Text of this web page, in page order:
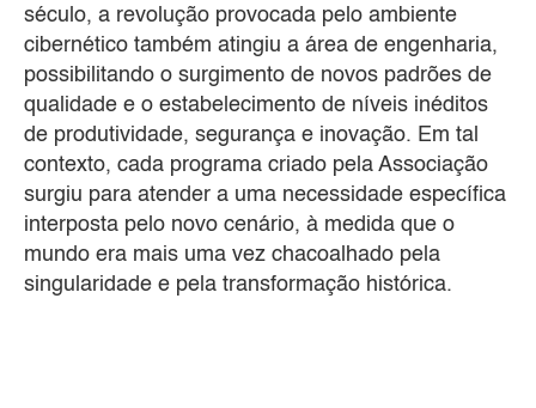
século, a revolução provocada pelo ambiente
cibernético também atingiu a área de engenharia,
possibilitando o surgimento de novos padrões de
qualidade e o estabelecimento de níveis inéditos
de produtividade, segurança e inovação. Em tal
contexto, cada programa criado pela Associação
surgiu para atender a uma necessidade específica
interposta pelo novo cenário, à medida que o
mundo era mais uma vez chacoalhado pela
singularidade e pela transformação histórica.